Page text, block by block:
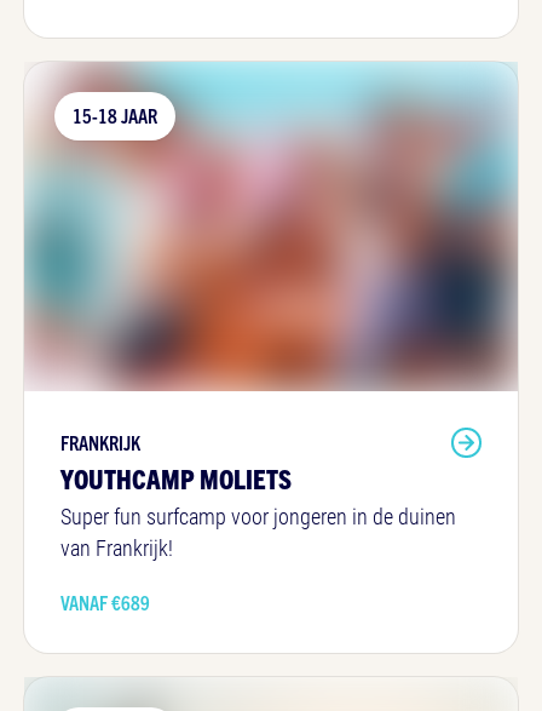
15-18 JAAR
FRANKRIJK
YOUTHCAMP MOLIETS
Super fun surfcamp voor jongeren in de duinen
van Frankrijk!
VANAF €689